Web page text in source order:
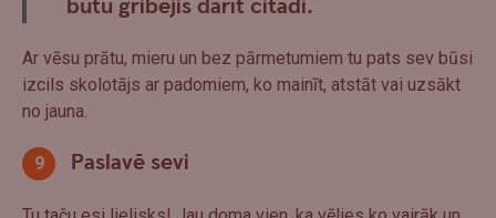
būtu gribējis darīt citādi.
Ar vēsu prātu, mieru un bez pārmetumiem tu pats sev būsi
izcils skolotājs ar padomiem, ko mainīt, atstāt vai uzsākt
no jauna.
Paslavē sevi